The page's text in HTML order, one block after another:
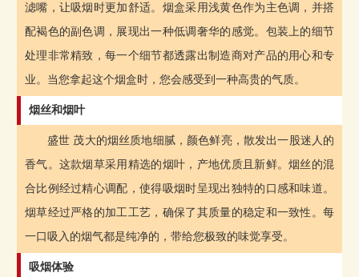
滤嘴，让吸烟时更加舒适。烟盒采用浅黄色作为主色调，并搭
配褐色的副色调，展现出一种低调奢华的感觉。包装上的细节
处理非常精致，每一个细节都透露出制造商对产品的用心和专
业。当您拿起这个烟盒时，您会感受到一种高贵的气质。
烟丝和烟叶
盛世 茂大的烟丝质地细腻，颜色鲜亮，散发出一股迷人的
香气。这款烟草采用精选的烟叶，产地优质且新鲜。烟丝的混
合比例经过精心调配，使得吸烟时呈现出独特的口感和味道。
烟草经过严格的加工工艺，确保了其质量的稳定和一致性。每
一口吸入的烟气都是纯净的，带给您极致的味觉享受。
吸烟体验